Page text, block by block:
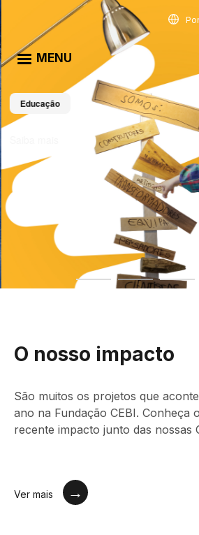
Passar para o conteúdo principal
MENU
Educação
O nosso impacto
São muitos os projetos que
ano na Fundação CEBI. Conheça
recente impacto junto das nossas
Ver mais